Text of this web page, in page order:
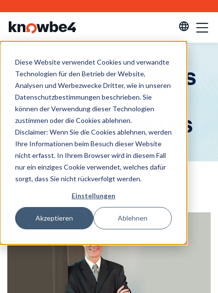
Diese Website verwendet Cookies und verwandte
Technologien für den Betrieb der Website,
Analysen und Werbezwecke Dritter, wie in unseren
Datenschutzbestimmungen beschrieben. Sie
können der Verwendung dieser Technologien
zustimmen oder die Cookies ablehnen.
Disclaimer: Wenn Sie die Cookies ablehnen, werden
Ihre Informationen beim Besuch dieser Website
nicht erfasst. In Ihrem Browser wird in diesem Fall
nur ein einziges Cookie verwendet, welches dafür
sorgt, dass Sie nicht rückverfolgt werden.
Einstellungen
Akzeptieren Ablehnen
KnowBe4 News
und
Wissenswertes
Stu Sjouwerman